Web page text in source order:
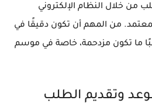
من خلال النظام الإلكتروني
من المهم أن تكون دقيقًا في
ما تكون مزدحمة، خاصة في موسم